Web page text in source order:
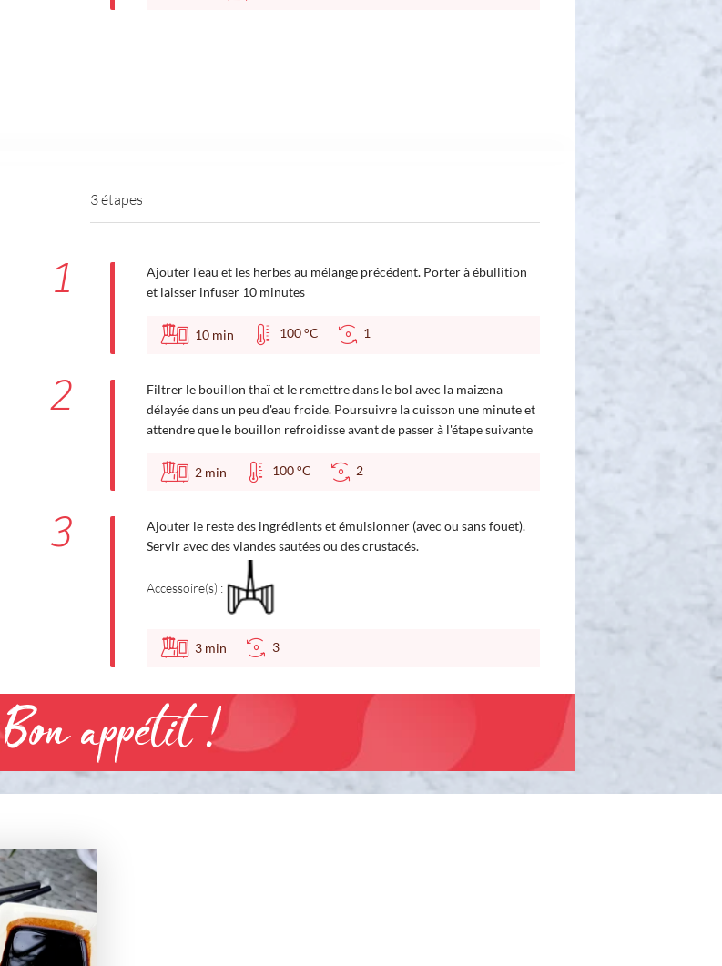
3 étapes
1
Ajouter l'eau et les herbes au mélange précédent. Porter à ébullition
et laisser infuser 10 minutes
10 min 100 °C 1
2
Filtrer le bouillon thaï et le remettre dans le bol avec la maizena
délayée dans un peu d'eau froide. Poursuivre la cuisson une minute et
attendre que le bouillon refroidisse avant de passer à l'étape suivante
2 min 100 °C 2
3
Ajouter le reste des ingrédients et émulsionner (avec ou sans fouet).
Servir avec des viandes sautées ou des crustacés.
Accessoire(s) :
3 min 3
Bon appétit !